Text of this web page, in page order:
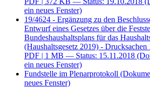
ein neues Fenster)
19/4624 - Ergänzung zu den
Entwurf eines Gesetzes über die
Bundeshaushaltsplans für das
(Haushaltsgesetz 2019) -
PDF | 1 MB — Status: 15.11.2018
ein neues Fenster)
Fundstelle im Plenarprotokoll
neues Fenster)